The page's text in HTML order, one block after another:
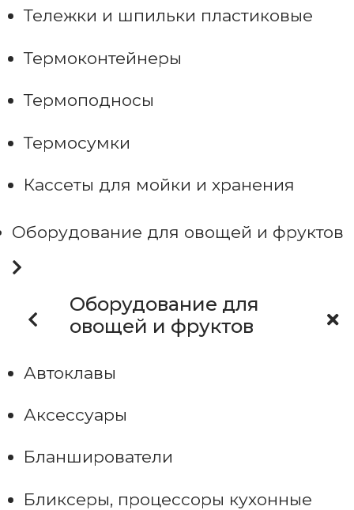
Тележки и шпильки пластиковые
Термоконтейнеры
Термоподносы
Термосумки
Кассеты для мойки и хранения
Оборудование для овощей и фруктов
Оборудование для
овощей и фруктов
Автоклавы
Аксессуары
Бланширователи
Бликсеры, процессоры кухонные